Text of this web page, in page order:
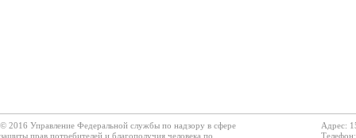
© 2016 Управление Федеральной службы по надзору в сфере
защиты прав потребителей и благополучия человека по
Адрес: